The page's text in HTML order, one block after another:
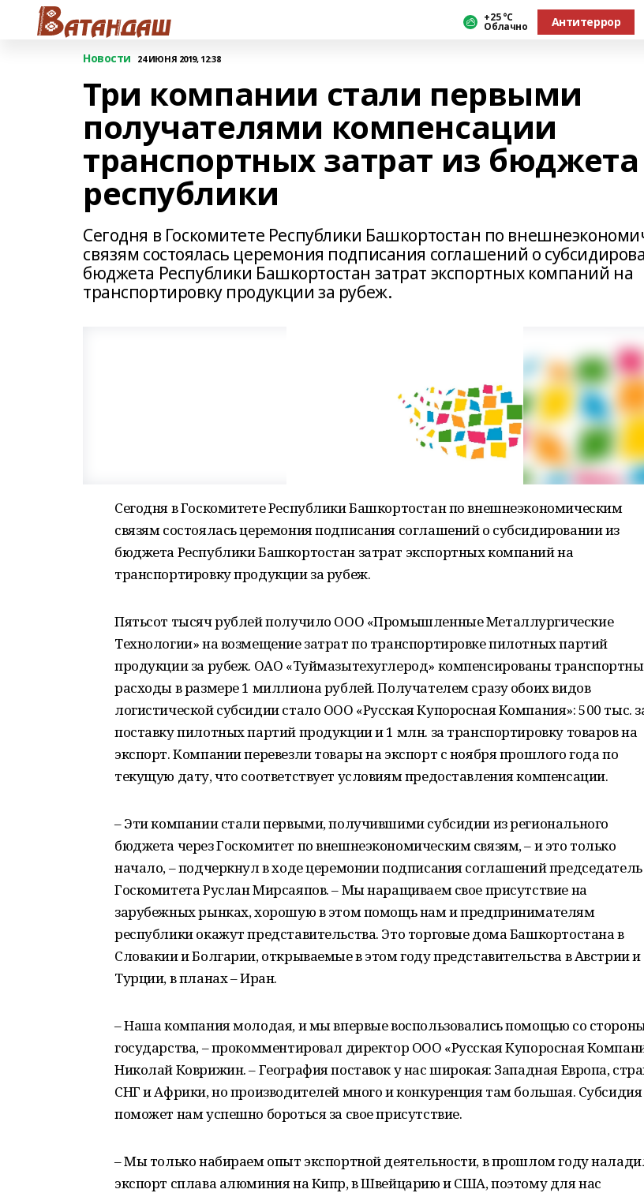
+25 °С
Облачно Антитеррор
Новости 24 ИЮНЯ 2019, 12:38
Три компании стали первыми
получателями компенсации
транспортных затрат из бюджета
республики
Сегодня в Госкомитете Республики Башкортостан по
связям состоялась церемония подписания соглашений о
бюджета Республики Башкортостан затрат экспортных компаний на
транспортировку продукции за рубеж.
Сегодня в Госкомитете Республики Башкортостан по внешнеэкономическим
связям состоялась церемония подписания соглашений о субсидировании из
бюджета Республики Башкортостан затрат экспортных компаний на
транспортировку продукции за рубеж.
Пятьсот тысяч рублей получило ООО «Промышленные Металлургические
Технологии» на возмещение затрат по транспортировке пилотных партий
продукции за рубеж. ОАО «Туймазытехуглерод» компенсированы
расходы в размере 1 миллиона рублей. Получателем сразу обоих видов
логистической субсидии стало ООО «Русская Купоросная Компания»: 500 тыс.
поставку пилотных партий продукции и 1 млн. за транспортировку товаров на
экспорт. Компании перевезли товары на экспорт с ноября прошлого года по
текущую дату, что соответствует условиям предоставления компенсации.
– Эти компании стали первыми, получившими субсидии из регионального
бюджета через Госкомитет по внешнеэкономическим связям, – и это только
начало, – подчеркнул в ходе церемонии подписания соглашений председатель
Госкомитета Руслан Мирсаяпов. – Мы наращиваем свое присутствие на
зарубежных рынках, хорошую в этом помощь нам и предпринимателям
республики окажут представительства. Это торговые дома Башкортостана в
Словакии и Болгарии, открываемые в этом году представительства в Австрии и
Турции, в планах – Иран.
– Наша компания молодая, и мы впервые воспользовались помощью со
государства, – прокомментировал директор ООО «Русская Купоросная
Николай Коврижин. – География поставок у нас широкая: Западная Европа,
СНГ и Африки, но производителей много и конкуренция там большая. Субсидия
поможет нам успешно бороться за свое присутствие.
– Мы только набираем опыт экспортной деятельности, в прошлом году
экспорт сплава алюминия на Кипр, в Швейцарию и США, поэтому для нас